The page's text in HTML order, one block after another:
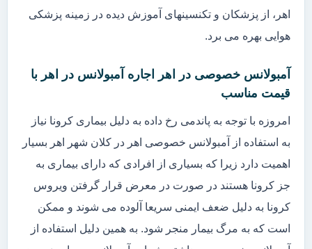
اهر، از پزشکان و تکنسینهای آموزش دیده در زمینه پزشکی
هوایی بهره می برد.
آمبولانس خصوصی در اهر اجاره آمبولانس در اهر با
قیمت مناسب
امروزه با توجه به پاندمی رخ داده به دلیل بیماری کرونا نیاز
به استفاده از آمبولانس خصوصی اهر در کلان شهر اهر بسیار
اهمیت دارد زیرا که بسیاری از افرادی که دارای بیماری به
جز کرونا هستند در صورت در معرض قرار گرفتن ویروس
کرونا به دلیل ضعف ایمنی سریعا آلوده می شوند و ممکن
است که به مرگ بیمار منجر شود. به همین دلیل استفاده از